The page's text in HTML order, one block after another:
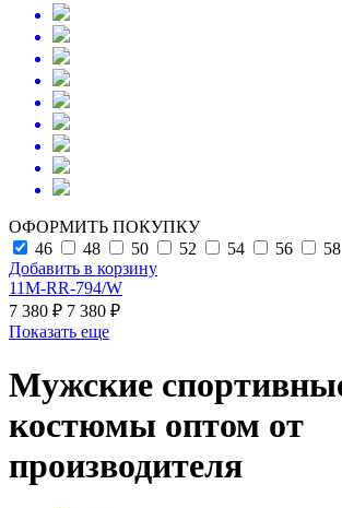
ОФОРМИТЬ ПОКУПКУ
46
48 50 52 54 56 58
Добавить в корзину
11M-RR-794/W
7 380 ₽ 7 380 ₽
Показать еще
Мужские
костюмы оптом от
производителя